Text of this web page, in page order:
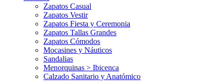
Zapatos Casual
Zapatos Vestir
Zapatos Fiesta y Ceremonia
Zapatos Tallas Grandes
Zapatos Cómodos
Mocasines y Náuticos
Sandalias
Menorquinas > Ibicenca
Calzado Sanitario y Anatómico